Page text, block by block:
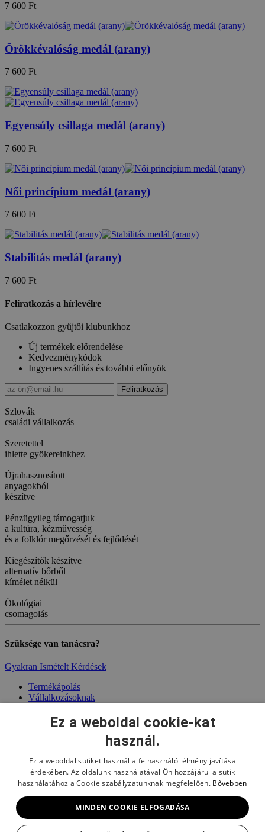
7 600 Ft
Örökkévalóság medál (arany)
7 600 Ft
Egyensúly csillaga medál (arany)
7 600 Ft
Női princípium medál (arany)
7 600 Ft
Stabilitás medál (arany)
7 600 Ft
Feliratkozás a hírlevélre
Csatlakozzon gyűjtői klubunkhoz
Új termékek előrendelése
Kedvezménykódok
Ingyenes szállítás és további előnyök
Szlovák
családi vállalkozás
Szeretettel
ihlette gyökereinkhez
Újrahasznosított
anyagokból
készítve
Pénzügyileg támogatjuk
a kultúra, kézművesség
és a folklór megőrzését és fejlődését
Kiegészítők készítve
alternatív bőrből
kímélet nélkül
Ökológiai
csomagolás
Szüksége van tanácsra?
Gyakran Ismételt Kérdések
Termékápolás
Vállalkozásoknak
Gyakran Ismételt Kérdések
Reklamációk és termékjavítások
Szállítás
Fizetési lehetőségek
Általános szerződési feltételek
Kapcsolat
Ez a weboldal cookie-kat
használ.
Ez a weboldal sütiket használ a felhasználói élmény javítása
érdekében. Az oldalunk használatával Ön hozzájárul a sütik
használatához a Cookie szabályzatunknak megfelelően. Bővebben
MINDEN COOKIE ELFOGADÁSA